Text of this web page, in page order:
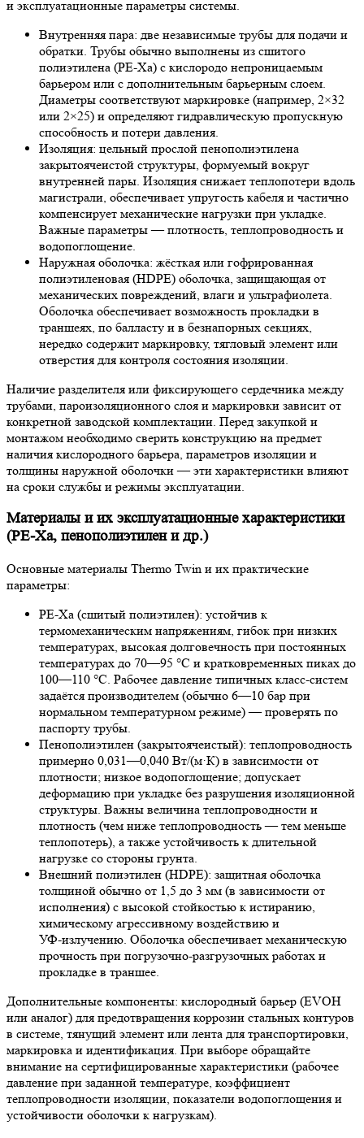
и эксплуатационные параметры системы.
Внутренняя пара: две независимые трубы для подачи и
обратки. Трубы обычно выполнены из сшитого
полиэтилена (PE‑Xa) с кислородо непроницаемым
барьером или с дополнительным барьерным слоем.
Диаметры соответствуют маркировке (например, 2×32
или 2×25) и определяют гидравлическую пропускную
способность и потери давления.
Изоляция: цельный прослой пенополиэтилена
закрытоячеистой структуры, формуемый вокруг
внутренней пары. Изоляция снижает теплопотери вдоль
магистрали, обеспечивает упругость кабеля и частично
компенсирует механические нагрузки при укладке.
Важные параметры — плотность, теплопроводность и
водопоглощение.
Наружная оболочка: жёсткая или гофрированная
полиэтиленовая (HDPE) оболочка, защищающая от
механических повреждений, влаги и ультрафиолета.
Оболочка обеспечивает возможность прокладки в
траншеях, по балласту и в безнапорных секциях,
нередко содержит маркировку, тягловый элемент или
отверстия для контроля состояния изоляции.
Наличие разделителя или фиксирующего сердечника между
трубами, пароизоляционного слоя и маркировки зависит от
конкретной заводской комплектации. Перед закупкой и
монтажом необходимо сверить конструкцию на предмет
наличия кислородного барьера, параметров изоляции и
толщины наружной оболочки — эти характеристики влияют
на сроки службы и режимы эксплуатации.
Материалы и их эксплуатационные характеристики
(PE-Xa, пенополиэтилен и др.)
Основные материалы Thermo Twin и их практические
параметры:
PE‑Xa (сшитый полиэтилен): устойчив к
термомеханическим напряжениям, гибок при низких
температурах, высокая долговечность при постоянных
температурах до 70—95 °C и кратковременных пиках до
100—110 °C. Рабочее давление типичных класс‑систем
задаётся производителем (обычно 6—10 бар при
нормальном температурном режиме) — проверять по
паспорту трубы.
Пенополиэтилен (закрытоячеистый): теплопроводность
примерно 0,031—0,040 Вт/(м·К) в зависимости от
плотности; низкое водопоглощение; допускает
деформацию при укладке без разрушения изоляционной
структуры. Важны величина теплопроводности и
плотность (чем ниже теплопроводность — тем меньше
теплопотерь), а также устойчивость к длительной
нагрузке со стороны грунта.
Внешний полиэтилен (HDPE): защитная оболочка
толщиной обычно от 1,5 до 3 мм (в зависимости от
исполнения) с высокой стойкостью к истиранию,
химическому агрессивному воздействию и
УФ‑излучению. Оболочка обеспечивает механическую
прочность при погрузочно‑разгрузочных работах и
прокладке в траншее.
Дополнительные компоненты: кислородный барьер (EVOH
или аналог) для предотвращения коррозии стальных контуров
в системе, тянущий элемент или лента для транспортировки,
маркировка и идентификация. При выборе обращайте
внимание на сертифицированные характеристики (рабочее
давление при заданной температуре, коэффициент
теплопроводности изоляции, показатели водопоглощения и
устойчивости оболочки к нагрузкам).